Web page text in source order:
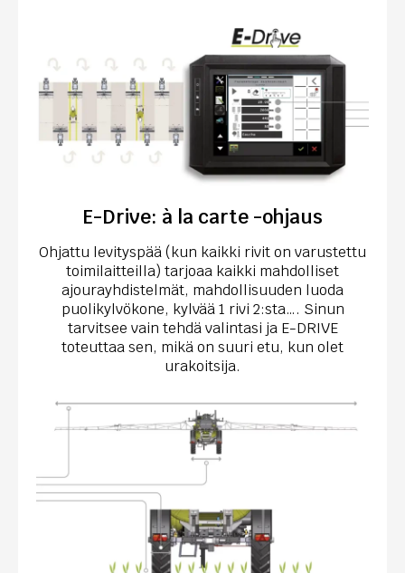
E-Drive: à la carte -ohjaus
Ohjattu levityspää (kun kaikki rivit on varustettu
toimilaitteilla) tarjoaa kaikki mahdolliset
ajourayhdistelmät, mahdollisuuden luoda
puolikylvökone, kylvää 1 rivi 2:sta…. Sinun
tarvitsee vain tehdä valintasi ja E-DRIVE
toteuttaa sen, mikä on suuri etu, kun olet
urakoitsija.